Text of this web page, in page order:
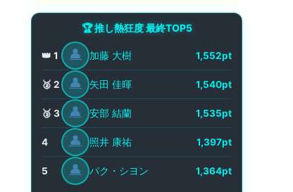
🏆 推し熱狂度 最終TOP5
👑 1 👤 加藤 大樹 1,552pt
🥈 2 👤 矢田 佳暉 1,540pt
🥉 3 👤 安部 結蘭 1,535pt
4 👤 照井 康祐 1,397pt
5 👤 パク・シヨン 1,364pt